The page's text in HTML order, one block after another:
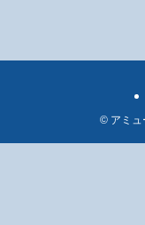
© アミュ